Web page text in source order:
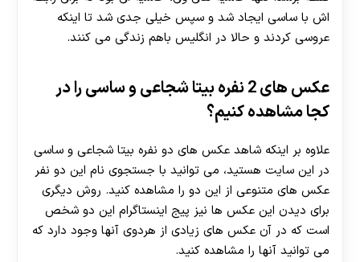
اش با ساسی ایجاد شد و سپس خیلی جدی شد تا اینکه
عروسی کردند و حالا در انگلیس باهم زندگی می کنند.
عکس های 2 نفره بیتا شجاعی و ساسی را در
کجا مشاهده کنیم؟
علاوه بر اینکه شاهد عکس های دو نفره بیتا شجاعی و ساسی
در این سایت هستید، می توانید با جستجوی نام این دو نفر
عکس های متنوعی از این دو را مشاهده کنید. روش دیگری
برای دیدن این عکس ها نیز پیج اینستاگرام این دو شخص
است که در آن عکس های زیادی از هردوی آنها وجود دارد که
می توانید آنها را مشاهده کنید.